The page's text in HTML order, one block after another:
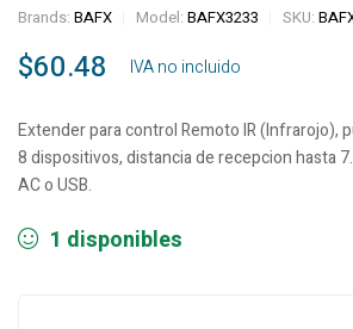
Brands: BAFX Model: BAFX3233 SKU:
$60.48 ‎ ‎ ‎ IVA no incluido
Extender para control Remoto IR (Infrarojo),
8 dispositivos, distancia de recepcion hasta
AC o USB.
1 disponibles